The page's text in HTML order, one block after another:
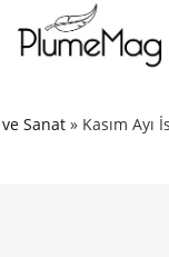
Sanat » Kasım